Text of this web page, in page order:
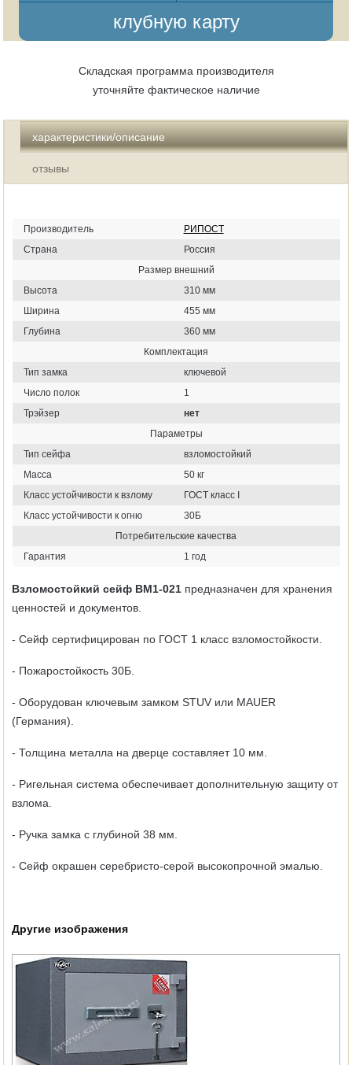
клубную карту
Складская программа производителя
уточняйте фактическое наличие
характеристики/описание
отзывы
Производитель
РИПОСТ
Страна
Россия
Размер внешний
Высота
310 мм
Ширина
455 мм
Глубина
360 мм
Комплектация
Тип замка
ключевой
Число полок
1
Трэйзер
нет
Параметры
Тип сейфа
взломостойкий
Масса
50 кг
Класс устойчивости к взлому
ГОСТ класс I
Класс устойчивости к огню
30Б
Потребительские качества
Гарантия
1 год
Взломостойкий сейф ВМ1-021 предназначен для хранения
ценностей и документов.
- Сейф сертифицирован по ГОСТ 1 класс взломостойкости.
- Пожаростойкость 30Б.
- Оборудован ключевым замком STUV или MAUER
(Германия).
- Толщина металла на дверце составляет 10 мм.
- Ригельная система обеспечивает дополнительную защиту от
взлома.
- Ручка замка с глубиной 38 мм.
- Сейф окрашен серебристо-серой высокопрочной эмалью.
Другие изображения